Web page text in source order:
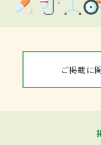
ご掲載に